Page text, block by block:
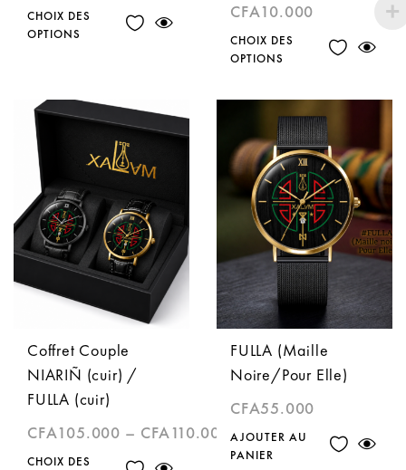
CHOIX DES
OPTIONS
CFA10.000
CHOIX DES
OPTIONS
Coffret Couple
NIARIÑ (cuir) /
FULLA (cuir)
CFA105.000 – CFA110.000
CHOIX DES
FULLA (Maille
Noire/Pour Elle)
CFA55.000
AJOUTER AU
PANIER